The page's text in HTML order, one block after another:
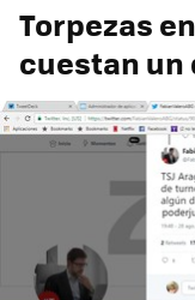
Torpezas
cuestan